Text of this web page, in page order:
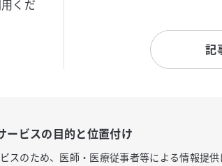
くだ
記
ービスの目的と位置付け
スのため、医師・医療従事者等による情報提供